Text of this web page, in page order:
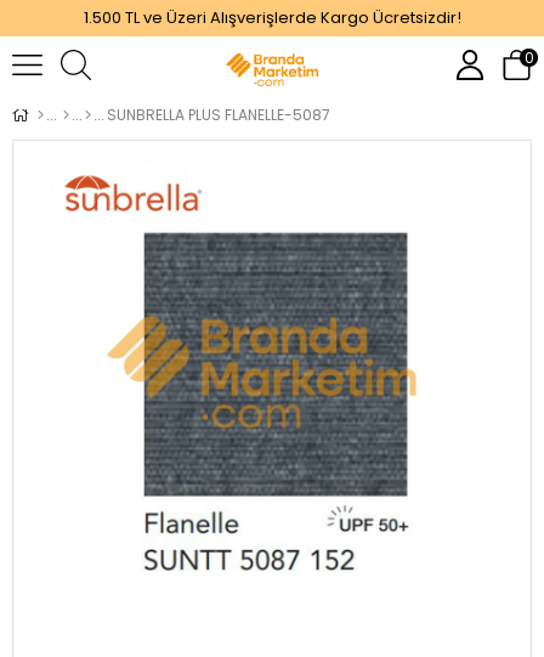
1.500 TL ve Üzeri Alışverişlerde Kargo Ücretsizdir!
0
SUNBRELLA PLUS FLANELLE-5087